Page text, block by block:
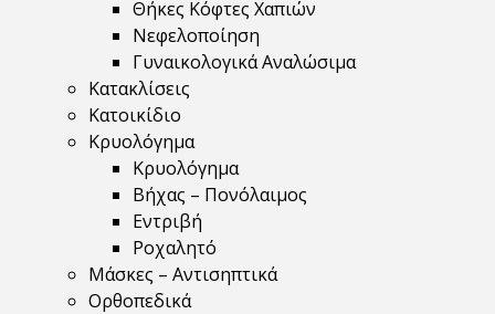
Θήκες Κόφτες Χαπιών
Νεφελοποίηση
Γυναικολογικά Αναλώσιμα
Κατακλίσεις
Κατοικίδιο
Κρυολόγημα
Κρυολόγημα
Βήχας – Πονόλαιμος
Εντριβή
Ροχαλητό
Μάσκες – Αντισηπτικά
Ορθοπεδικά